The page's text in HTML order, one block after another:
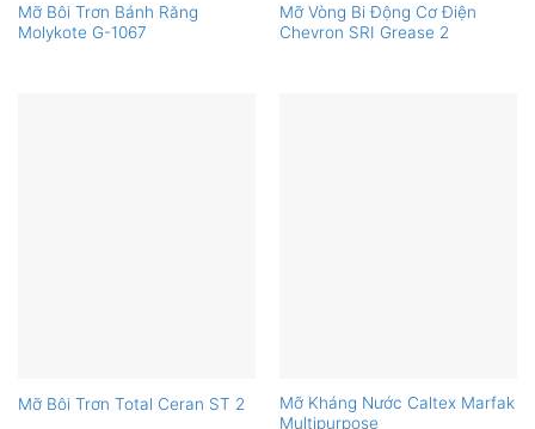
Mỡ Bôi Trơn Bánh Răng
Molykote G-1067
Mỡ Vòng Bi Động Cơ Điện
Chevron SRI Grease 2
Mỡ Bôi Trơn Total Ceran ST 2
Mỡ Kháng Nước Caltex Marfak
Multipurpose